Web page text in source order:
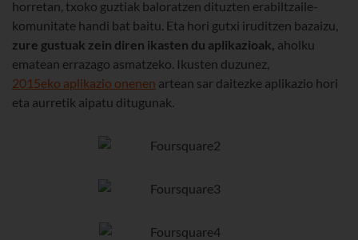
horretan, txoko guztiak baloratzen dituzten erabiltzaile-
komunitate handi bat baitu. Eta hori gutxi iruditzen bazaizu,
zure gustuak zein diren ikasten du aplikazioak, aholku
ematean errazago asmatzeko. Ikusten duzunez,
2015eko aplikazio onenen artean sar daitezke aplikazio hori
eta aurretik aipatu ditugunak.